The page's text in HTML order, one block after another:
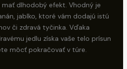
dlhodobý efekt. Vhodný je
jablko, ktoré vám dodajú istú
či zdravá tyčinka. Vďaka
jedlu získa vaše telo prísun
môcť pokračovať v túre.